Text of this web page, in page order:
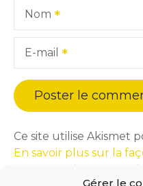
Gérer le
Nom
E-mail
Ce site utilise Akismet
En savoir plus sur la